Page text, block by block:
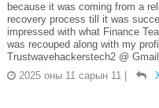
because it was coming from a
recovery process till it was
impressed with what Finance
was recouped along with my
Trustwavehackerstech2 @
2025 оны 11 сарын 11